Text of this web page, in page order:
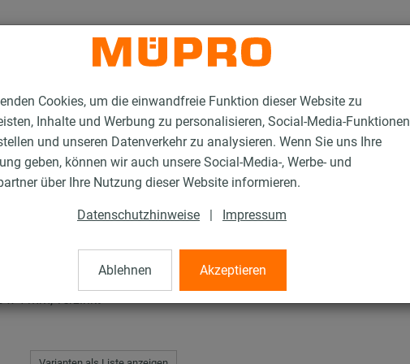
Cookies, um die einwandfreie Funktion dieser Website zu
Inhalte und Werbung zu personalisieren, Social-Media-Funktionen
und unseren Datenverkehr zu analysieren. Wenn Sie uns Ihre
geben, können wir auch unsere Social-Media-, Werbe- und
über Ihre Nutzung dieser Website informieren.
Datenschutzhinweise | Impressum
Ablehnen Akzeptieren
Schellen
x 4 mm, verzinkt